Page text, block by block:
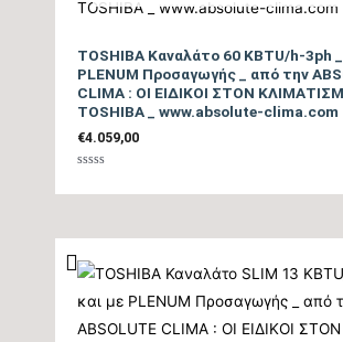
TOSHIBA Καναλάτο 60 KBTU/h-3ph
PLENUM Προσαγωγής _ από την
CLIMA : ΟΙ ΕΙΔΙΚΟΙ ΣΤΟΝ
TOSHIBA _ www.absolute-clima.com
€4.059,00